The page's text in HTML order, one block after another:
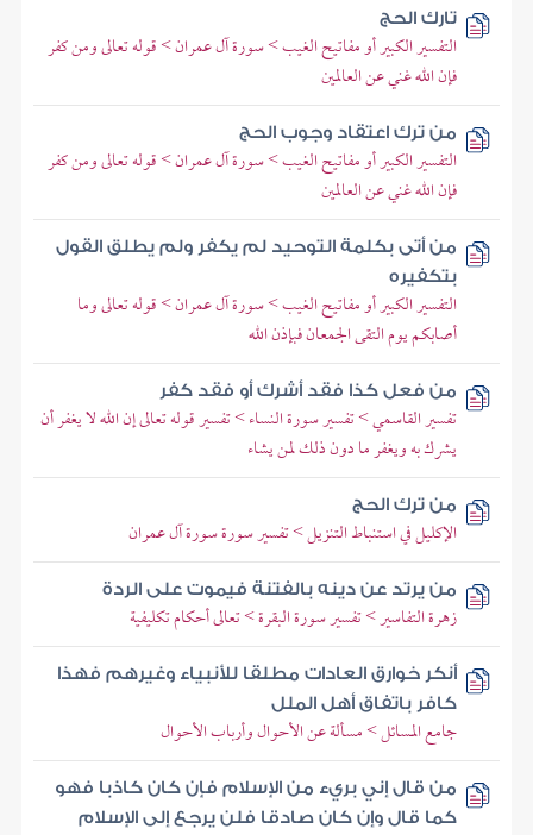
تارك الحج
التفسير الكبير أو مفاتيح الغيب > سورة آل عمران > قوله تعالى ومن كفر
فإن الله غني عن العالمين
من ترك اعتقاد وجوب الحج
التفسير الكبير أو مفاتيح الغيب > سورة آل عمران > قوله تعالى ومن كفر
فإن الله غني عن العالمين
من أتى بكلمة التوحيد لم يكفر ولم يطلق القول
بتكفيره
التفسير الكبير أو مفاتيح الغيب > سورة آل عمران > قوله تعالى وما
أصابكم يوم التقى الجمعان فبإذن الله
من فعل كذا فقد أشرك أو فقد كفر
تفسير القاسمي > تفسير سورة النساء > تفسير قوله تعالى إن الله لا يغفر أن
يشرك به ويغفر ما دون ذلك لمن يشاء
من ترك الحج
الإكليل في استنباط التنزيل > تفسير سورة سورة آل عمران
من يرتد عن دينه بالفتنة فيموت على الردة
زهرة التفاسير > تفسير سورة البقرة > تعالى أحكام تكليفية
أنكر خوارق العادات مطلقا للأنبياء وغيرهم فهذا
كافر باتفاق أهل الملل
جامع المسائل > مسألة عن الأحوال وأرباب الأحوال
من قال إني بريء من الإسلام فإن كان كاذبا فهو
كما قال وإن كان صادقا فلن يرجع إلى الإسلام